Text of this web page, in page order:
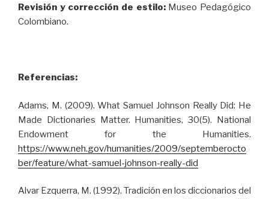
Revisión y corrección de estilo:Museo Pedagógico
Colombiano.
Referencias:
Adams, M. (2009). What Samuel Johnson Really Did: He
Made Dictionaries Matter. Humanities, 30(5). National
Endowment for the Humanities.
https://www.neh.gov/humanities/2009/septemberocto
ber/feature/what-samuel-johnson-really-did
Alvar Ezquerra, M. (1992). Tradición en los diccionarios del